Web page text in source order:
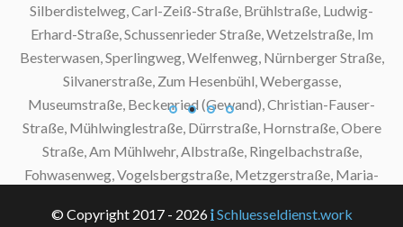
© Copyright 2017 - 2026 Schluesseldienst.work